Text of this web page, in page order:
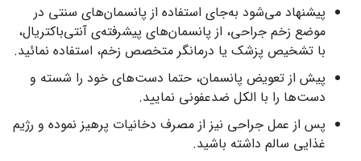
پیشنهاد می‌شود به‌جای استفاده از پانسمان‌های سنتی در
موضع زخم جراحی، از پانسمان‌های پیشرفته‌ی آنتی‌باکتریال،
با تشخیص پزشک یا درمانگر متخصص زخم، استفاده نمائید.
پیش از تعویض پانسمان، حتما دست‌های خود را شسته و
دست‌ها را با الکل ضدعفونی نمایید.
پس از عمل جراحی نیز از مصرف دخانیات پرهیز نموده و رژیم
غذایی سالم داشته باشید.